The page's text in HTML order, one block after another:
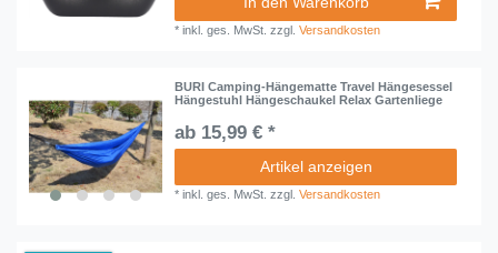
*inkl. ges. MwSt. zzgl.Versandkosten
BURI Camping-Hängematte Travel Hängesessel
Hängestuhl Hängeschaukel Relax Gartenliege
ab 15,99 € *
Artikel anzeigen
*inkl. ges. MwSt. zzgl.Versandkosten